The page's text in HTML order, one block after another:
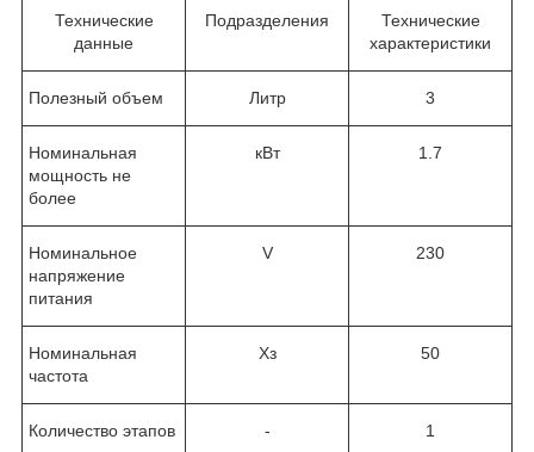
Технические
данные
Подразделения
Технические
характеристики
Полезный объем Литр 3
Номинальная
мощность не
более
кВт 1.7
Номинальное
напряжение
питания
V 230
Номинальная
частота
Хз 50
Количество этапов - 1